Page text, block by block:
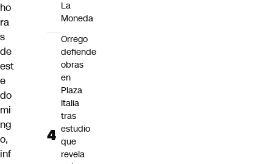
ho
ra
s
de
est
e
do
mi
ng
o,
inf
La
Moneda
Orrego
defiende
obras
en
Plaza
Italia
tras
estudio
que
revela